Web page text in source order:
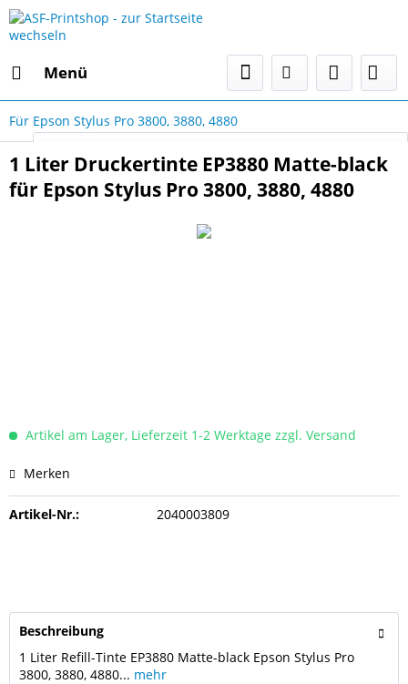
Menü
Select Language
Für Epson Stylus Pro 3800, 3880, 4880
1 Liter Druckertinte EP3880 Matte-black
für Epson Stylus Pro 3800, 3880, 4880
Artikel am Lager, Lieferzeit 1-2 Werktage zzgl. Versand
Merken
Artikel-Nr.: 2040003809
Beschreibung
1 Liter Refill-Tinte EP3880 Matte-black Epson Stylus Pro
3800, 3880, 4880... mehr